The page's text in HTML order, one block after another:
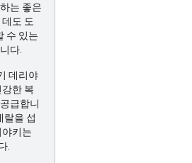
는 좋은
도 도
수 있는
다.
데리야
한 복
급합니
랄을 섭
키는
.